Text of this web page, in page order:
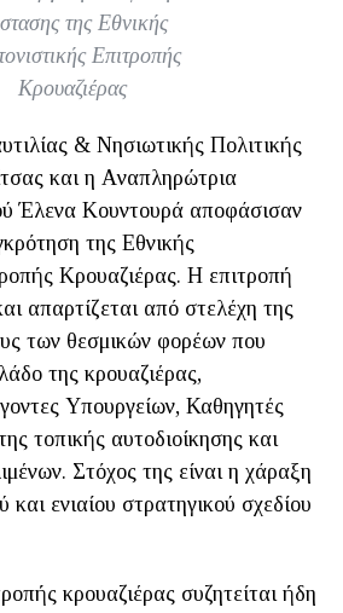
της Εθνικής
Επιτροπής
Κρουαζιέρας
& Νησιωτικής Πολιτικής
και η Aναπληρώτρια
Έλενα Κουντουρά αποφάσισαν
της Εθνικής
Κρουαζιέρας. Η επιτροπή
απαρτίζεται από στελέχη της
των θεσμικών φορέων που
της κρουαζιέρας,
Υπουργείων, Καθηγητές
τοπικής αυτοδιοίκησης και
Στόχος της είναι η χάραξη
και ενιαίου στρατηγικού σχεδίου
κρουαζιέρας συζητείται ήδη